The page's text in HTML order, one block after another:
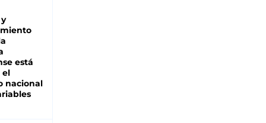
está
el
nacional